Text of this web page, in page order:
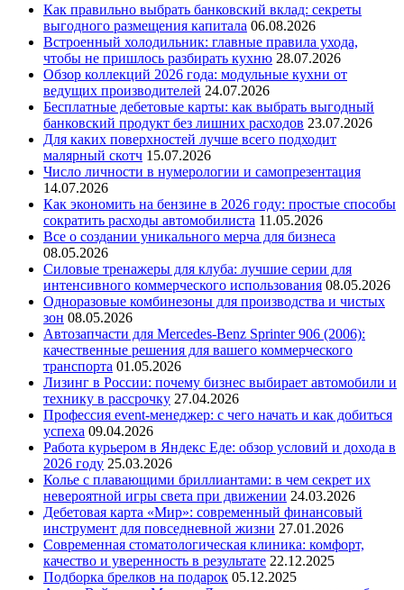
Как правильно выбрать банковский вклад: секреты
выгодного размещения капитала 06.08.2026
Встроенный холодильник: главные правила ухода,
чтобы не пришлось разбирать кухню 28.07.2026
Обзор коллекций 2026 года: модульные кухни от
ведущих производителей 24.07.2026
Бесплатные дебетовые карты: как выбрать выгодный
банковский продукт без лишних расходов 23.07.2026
Для каких поверхностей лучше всего подходит
малярный скотч 15.07.2026
Число личности в нумерологии и самопрезентация
14.07.2026
Как экономить на бензине в 2026 году: простые способы
сократить расходы автомобилиста 11.05.2026
Все о создании уникального мерча для бизнеса
08.05.2026
Силовые тренажеры для клуба: лучшие серии для
интенсивного коммерческого использования 08.05.2026
Одноразовые комбинезоны для производства и чистых
зон 08.05.2026
Автозапчасти для Mercedes-Benz Sprinter 906 (2006):
качественные решения для вашего коммерческого
транспорта 01.05.2026
Лизинг в России: почему бизнес выбирает автомобили и
технику в рассрочку 27.04.2026
Профессия event-менеджер: с чего начать и как добиться
успеха 09.04.2026
Работа курьером в Яндекс Еде: обзор условий и дохода в
2026 году 25.03.2026
Колье с плавающими бриллиантами: в чем секрет их
невероятной игры света при движении 24.03.2026
Дебетовая карта «Мир»: современный финансовый
инструмент для повседневной жизни 27.01.2026
Современная стоматологическая клиника: комфорт,
качество и уверенность в результате 22.12.2025
Подборка брелков на подарок 05.12.2025